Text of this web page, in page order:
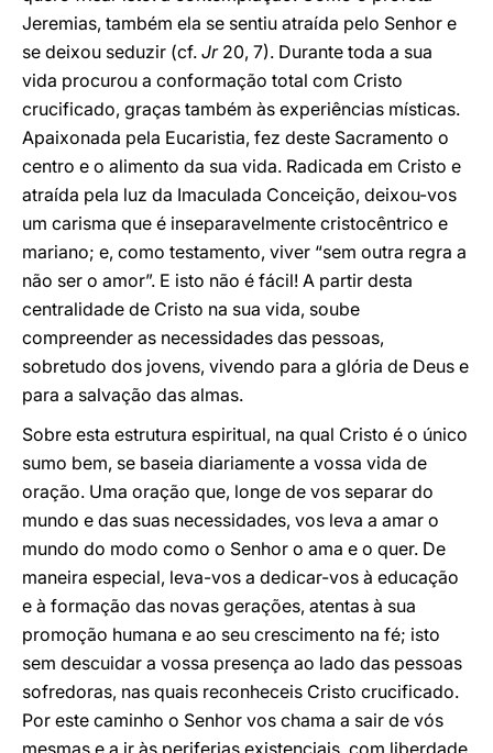
Jeremias, também ela se sentiu atraída pelo Senhor e
se deixou seduzir (cf. Jr20, 7). Durante toda a sua
vida procurou a conformação total com Cristo
crucificado, graças também às experiências místicas.
Apaixonada pela Eucaristia, fez deste Sacramento o
centro e o alimento da sua vida. Radicada em Cristo e
atraída pela luz da Imaculada Conceição, deixou-vos
um carisma que é inseparavelmente cristocêntrico e
mariano; e, como testamento, viver “sem outra regra a
não ser o amor”. E isto não é fácil! A partir desta
centralidade de Cristo na sua vida, soube
compreender as necessidades das pessoas,
sobretudo dos jovens, vivendo para a glória de Deus e
para a salvação das almas.
Sobre esta estrutura espiritual, na qual Cristo é o único
sumo bem, se baseia diariamente a vossa vida de
oração. Uma oração que, longe de vos separar do
mundo e das suas necessidades, vos leva a amar o
mundo do modo como o Senhor o ama e o quer. De
maneira especial, leva-vos a dedicar-vos à educação
e à formação das novas gerações, atentas à sua
promoção humana e ao seu crescimento na fé; isto
sem descuidar a vossa presença ao lado das pessoas
sofredoras, nas quais reconheceis Cristo crucificado.
Por este caminho o Senhor vos chama a sair de vós
mesmas e a ir às periferias existenciais, com liberdade